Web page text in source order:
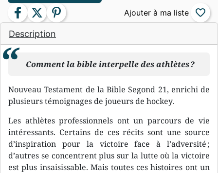
Description
Comment la bible interpelle des athlètes ?
Nouveau Testament de la Bible Segond 21, enrichi de
plusieurs témoignages de joueurs de hockey.
Les athlètes professionnels ont un parcours de vie
intéressants. Certains de ces récits sont une source
d’inspiration pour la victoire face à l’adversité ;
d’autres se concentrent plus sur la lutte où la victoire
est plus insaisissable. Mais toutes ces histoires ont un
facebook twitter pinterest favorite_border